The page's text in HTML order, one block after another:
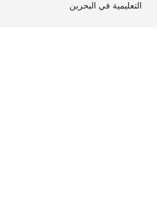
التعليمية في البحرين